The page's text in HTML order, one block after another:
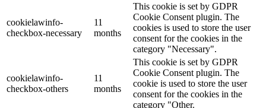
cookielawinfo-
checkbox-necessary
11
months
This cookie is set by GDPR
Cookie Consent plugin. The
cookies is used to store the user
consent for the cookies in the
category "Necessary".
cookielawinfo-
checkbox-others
11
months
This cookie is set by GDPR
Cookie Consent plugin. The
cookie is used to store the user
consent for the cookies in the
category "Other.